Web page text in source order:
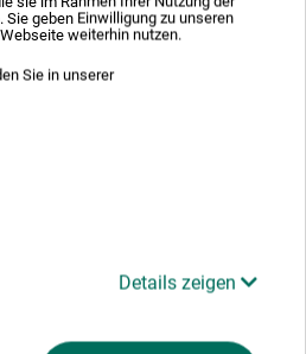
geben Einwilligung zu unseren
weiterhin nutzen.
Sie in unserer
Details zeigen
Kontakt
des Herstellers zu
GmbH